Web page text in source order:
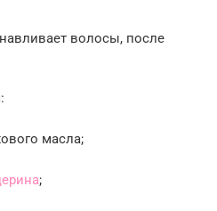
волосы, после
масла;
;